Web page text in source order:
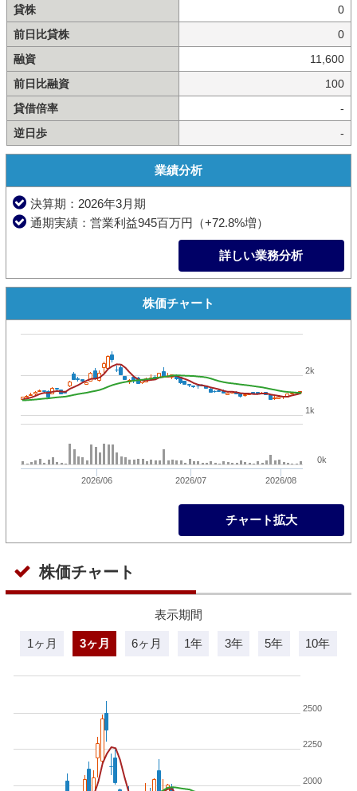
貸株
0
前日比貸株
0
融資
11,600
前日比融資
100
貸借倍率
-
逆日歩
-
業績分析
決算期：2026年3月期
通期実績：営業利益945百万円（+72.8%増）
詳しい業務分析
株価チャート
2026/06 2026/07 2026/08
1k
2k
0k
チャート拡大
株価チャート
表示期間
1ヶ月 3ヶ月 6ヶ月 1年 3年 5年 10年
2000
2250
2500